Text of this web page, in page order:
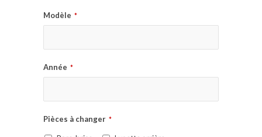
Modèle *
Année *
Pièces à changer *